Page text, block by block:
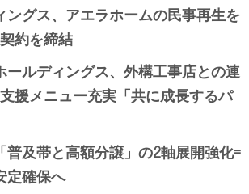
ングス、アエラホームの民事再生を
約を締結
ールディングス、外構工事店との連
援メニュー充実「共に成長するパ
普及帯と高額分譲」の2軸展開強化=
定確保へ